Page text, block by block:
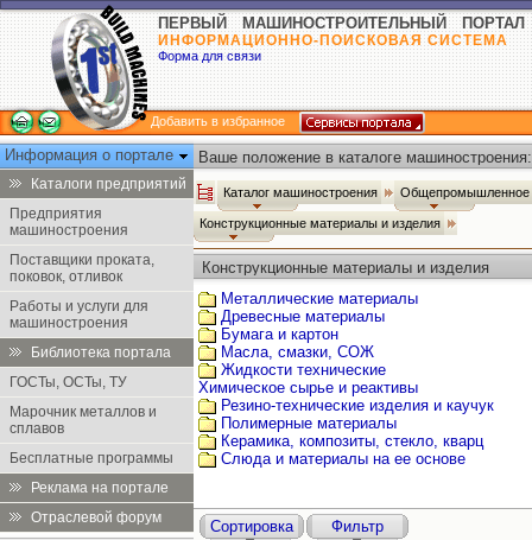
ПЕРВЫЙ МАШИНОСТРОИТЕЛЬНЫЙ ПОРТАЛ
ИНФОРМАЦИОННО-ПОИСКОВАЯ СИСТЕМА
Форма для связи
Добавить в избранное
Информация о портале
Каталоги предприятий
Предприятия
машиностроения
Поставщики проката,
поковок, отливок
Работы и услуги для
машиностроения
Библиотека портала
ГОСТы, ОСТы, ТУ
Марочник металлов и
сплавов
Бесплатные программы
Реклама на портале
Отраслевой форум
Ваше положение в каталоге машиностроения:
Каталог машиностроения Общепромышленное
Конструкционные материалы и изделия
Конструкционные материалы и изделия
Металлические материалы
Древесные материалы
Бумага и картон
Масла, смазки, СОЖ
Жидкости технические
Химическое сырье и реактивы
Резино-технические изделия и каучук
Полимерные материалы
Керамика, композиты, стекло, кварц
Слюда и материалы на ее основе
Сортировка Фильтр